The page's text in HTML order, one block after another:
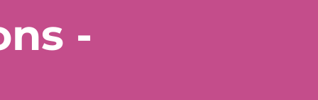
-